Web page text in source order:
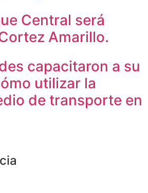
Central será
Amarillo.
capacitaron a su
utilizar la
de transporte en